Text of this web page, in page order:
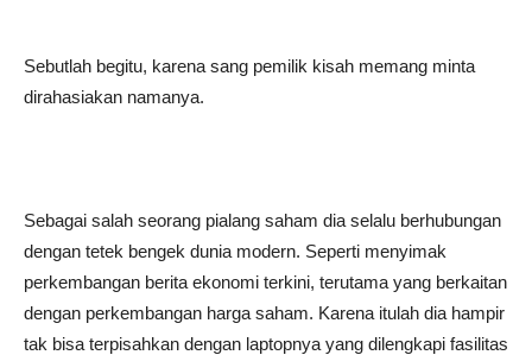
Sebutlah begitu, karena sang pemilik kisah memang minta
dirahasiakan namanya.
Sebagai salah seorang pialang saham dia selalu berhubungan
dengan tetek bengek dunia modern. Seperti menyimak
perkembangan berita ekonomi terkini, terutama yang berkaitan
dengan perkembangan harga saham. Karena itulah dia hampir
tak bisa terpisahkan dengan laptopnya yang dilengkapi fasilitas